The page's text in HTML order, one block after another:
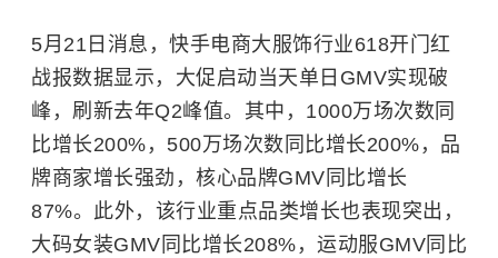
5月21日消息，快手电商大服饰行业618开门红
战报数据显示，大促启动当天单日GMV实现破
峰，刷新去年Q2峰值。其中，1000万场次数同
比增长200%，500万场次数同比增长200%，品
牌商家增长强劲，核心品牌GMV同比增长
87%。此外，该行业重点品类增长也表现突出，
大码女装GMV同比增长208%，运动服GMV同比